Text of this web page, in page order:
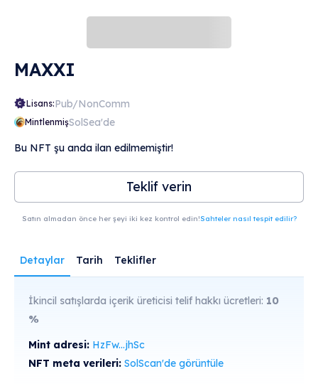
MAXXI
Lisans:Pub/NonComm
MintlenmişSolSea'de
Bu NFT şu anda ilan edilmemiştir!
Teklif verin
Satın almadan önce her şeyi iki kez kontrol edin!Sahteler nasıl tespit edilir?
Detaylar Tarih Teklifler
İkincil satışlarda içerik üreticisi telif hakkı ücretleri: 10
%
Mint adresi: HzFw...jhSc
NFT meta verileri: SolScan'de görüntüle